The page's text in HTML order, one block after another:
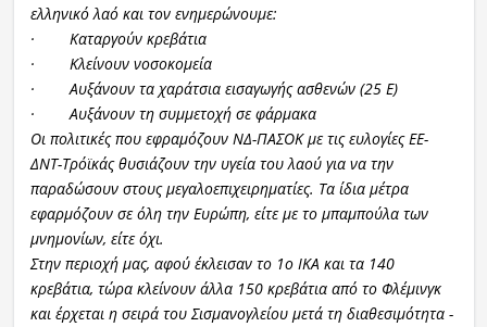
ελληνικό λαό και τον ενημερώνουμε:
· Καταργούν κρεβάτια
· Κλείνουν νοσοκομεία
· Αυξάνουν τα χαράτσια εισαγωγής ασθενών (25 Ε)
· Αυξάνουν τη συμμετοχή σε φάρμακα
Οι πολιτικές που εφραμόζουν ΝΔ-ΠΑΣΟΚ με τις ευλογίες ΕΕ-
ΔΝΤ-Τρόϊκάς θυσιάζουν την υγεία του λαού για να την
παραδώσουν στους μεγαλοεπιχειρηματίες. Τα ίδια μέτρα
εφαρμόζουν σε όλη την Ευρώπη, είτε με το μπαμπούλα των
μνημονίων, είτε όχι.
Στην περιοχή μας, αφού έκλεισαν το 1ο ΙΚΑ και τα 140
κρεβάτια, τώρα κλείνουν άλλα 150 κρεβάτια από το Φλέμινγκ
και έρχεται η σειρά του Σισμανογλείου μετά τη διαθεσιμότητα -